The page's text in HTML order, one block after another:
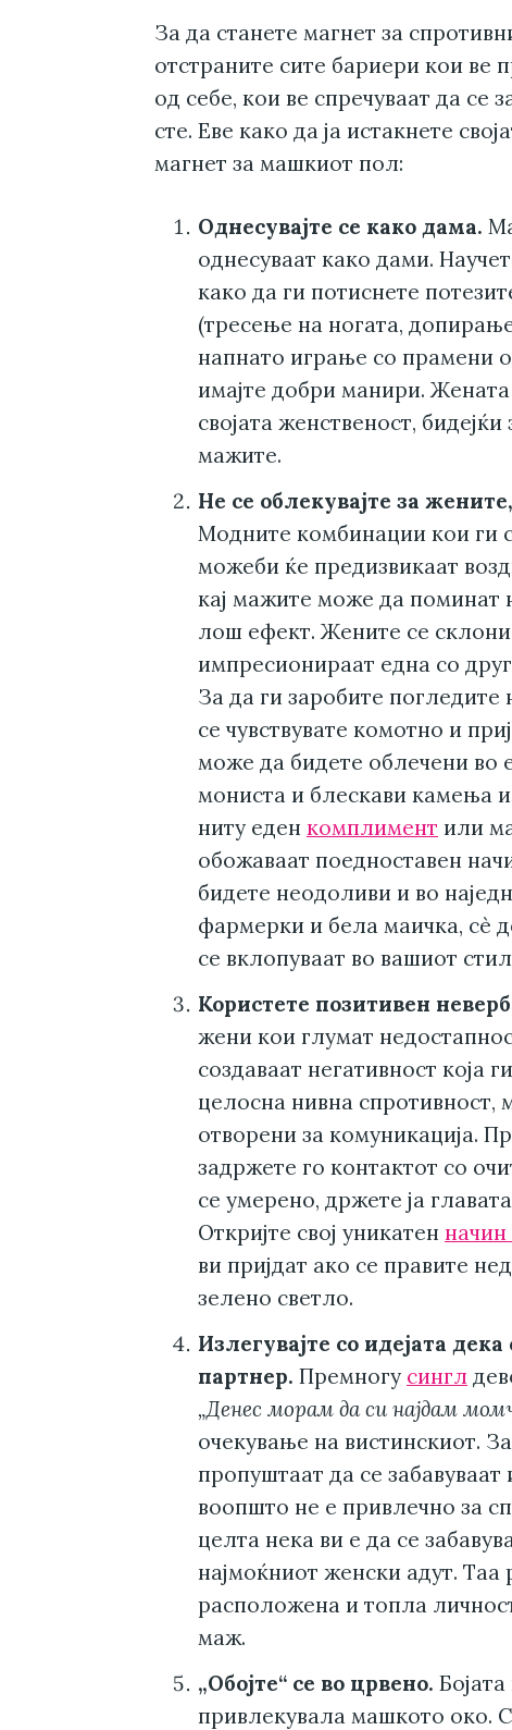
За да станете магнет за
отстраните сите бариери кои ве
од себе, кои ве спречуваат да се
сте. Еве како да ја истакнете
магнет за машкиот пол:
Однесувајте се како дама.
однесуваат како дами.
како да ги потиснете
(тресење на ногата,
напнато играње со прамени
имајте добри манири.
својата женственост,
мажите.
Не се облекувајте за
Модните комбинации кои ги
можеби ќе предизвикаат
кај мажите може да поминат
лош ефект. Жените се склони
импресионираат една со
За да ги заробите
се чувствувате комотно и
може да бидете облечени во
мониста и блескави камења
ниту еден комплимент или
обожаваат поедноставен
бидете неодоливи и во
фармерки и бела маичка, сè
се вклопуваат во вашиот
Користете позитивен
жени кои глумат
создаваат негативност која
целосна нивна спротивност,
отворени за комуникација.
задржете го контактот со
се умерено, држете ја
Откријте свој уникатен
ви пријдат ако се правите
зелено светло.
Излегувајте со идејата
партнер. Премногу сингл
„Денес морам да си најдам
очекување на вистинскиот.
пропуштаат да се
воопшто не е привлечно за
целта нека ви е да се
најмоќниот женски адут.
расположена и топла
маж.
„Обојте“ се во црвено.
привлекувала машкото око.